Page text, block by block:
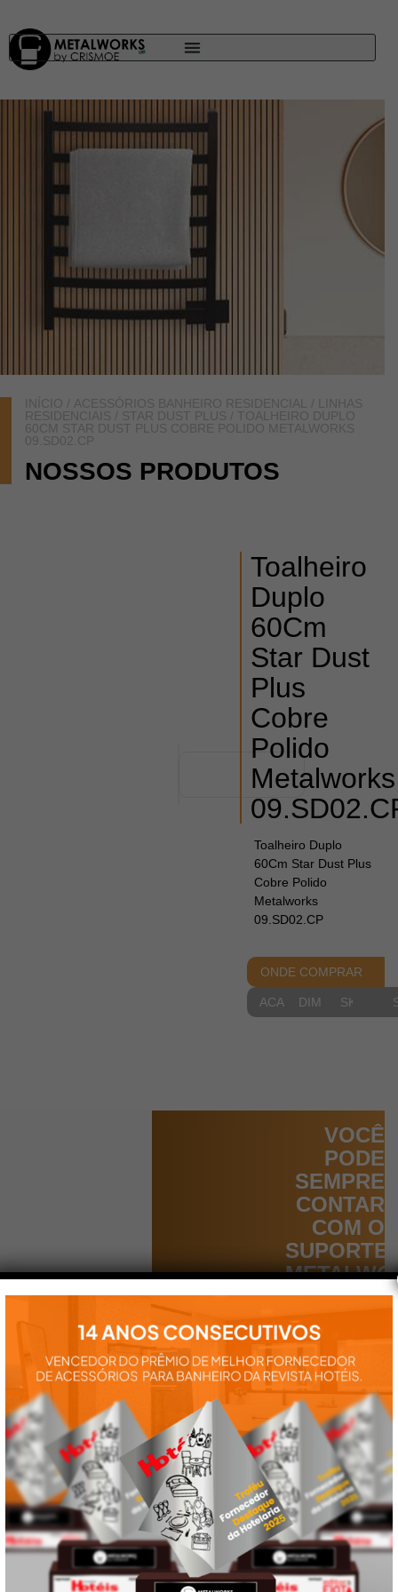
INÍCIO / ACESSÓRIOS BANHEIRO RESIDENCIAL /
LINHAS
RESIDENCIAIS / STAR DUST PLUS / TOALHEIRO DUPLO
60CM STAR DUST PLUS COBRE POLIDO METALWORKS
09.SD02.CP
NOSSOS PRODUTOS
Toalheiro
Duplo
60Cm
Star Dust
Plus
Cobre
Polido
Metalworks
Toalheiro Duplo
60Cm Star Dust Plus
Cobre Polido
Metalworks
09.SD02.CP
ONDE COMPRAR
ACABAMENTOS
DIMENSIONAIS
VOCÊ
PODE
SEMPRE
CONTAR
COM O
SUPORTE
encontra tudo
para a
instalação e
utilização de
produtos:
manuais,
vídeos,
catálogos e
tudo mais que
precisa.
VEJA